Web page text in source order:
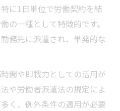
外要件とその注意点
とは何か詳しく解説
対応に必要な確認事項
る働き方の特徴を紹介
リスクと安全対策
に1日単位で労働契約を結
の一種として特徴的です。
務先に派遣され、単発的な
間や即戦力としての活用が
や労働者派遣法の規定によ
く、例外条件の適用が必要